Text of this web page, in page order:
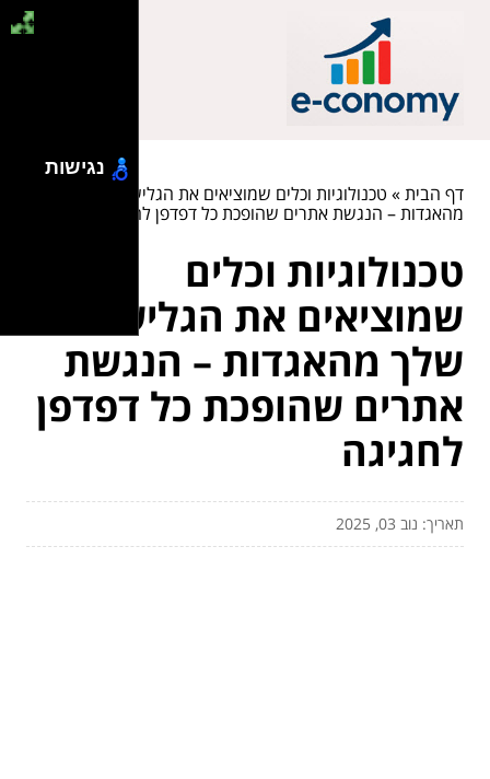
דף הבית» טכנולוגיות וכלים שמוציאים את הגלישה שלך
מהאגדות – הנגשת אתרים שהופכת כל דפדפן לחגיגה
טכנולוגיות וכלים
שמוציאים את הגלישה
שלך מהאגדות – הנגשת
אתרים שהופכת כל דפדפן
לחגיגה
תאריך: נוב 03, 2025
נגישות